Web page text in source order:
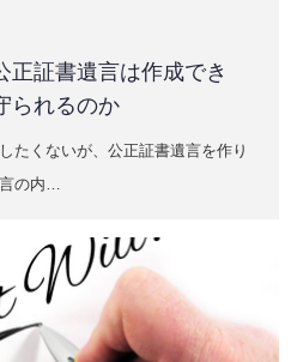
正証書遺言は作成でき
られるのか
たくないが、公正証書遺言を作り
の内…